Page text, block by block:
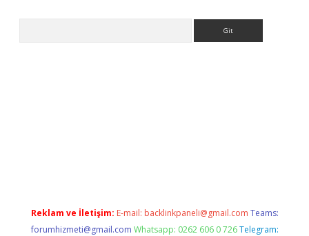
Reklam ve İletişim: E-mail: backlinkpaneli@gmail.com Teams:
forumhizmeti@gmail.com Whatsapp: 0262 606 0 726 Telegram: